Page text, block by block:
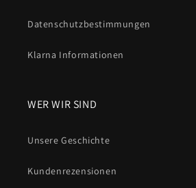
Datenschutzbestimmungen
Klarna Informationen
WER WIR SIND
Unsere Geschichte
Kundenrezensionen